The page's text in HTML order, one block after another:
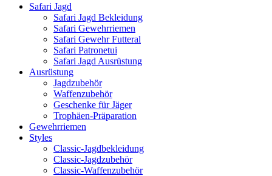
Safari Jagd
Safari Jagd Bekleidung
Safari Gewehrriemen
Safari Gewehr Futteral
Safari Patronetui
Safari Jagd Ausrüstung
Ausrüstung
Jagdzubehör
Waffenzubehör
Geschenke für Jäger
Trophäen-Präparation
Gewehrriemen
Styles
Classic-Jagdbekleidung
Classic-Jagdzubehör
Classic-Waffenzubehör